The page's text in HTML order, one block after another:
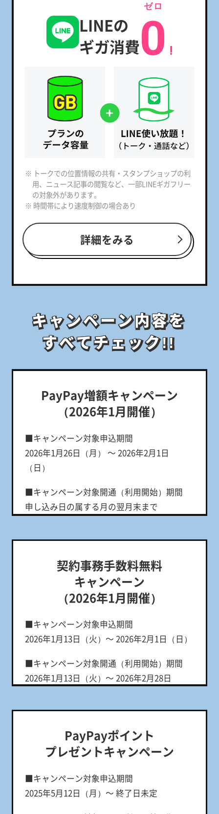
LINEの
ギガ消費0
ゼロ
!
※ トークでの位置情報の共有・スタンプショップの利
用、ニュース記事の閲覧など、一部LINEギガフリー
の対象外があります。
※ 時間帯により速度制御の場合あり
詳細をみる
キャンペーン内容を
すべてチェック!!
キャンペーン内容を
すべてチェック!!
PayPay増額キャンペーン
（2026年1月開催）
■キャンペーン対象申込期間
2026年1月26日（月） ～ 2026年2月1日
（日）
■キャンペーン対象開通（利用開始）期間
申し込み日の属する月の翌月末まで
・新しい番号または他社からの乗り換えで契
約：PayPayポイント4,000円相当
公式ストアでも利用可。
※「LINEMOベストプラン紹介キャンペーン」 につい
ては、被紹介者のみに対して本特典を提供します。
■特典付与条件
次の条件を満たした場合に、適用対象となり
【申込みに関する適用条件】
PayPayポイントが特典の対象となるキャン
ペーンの適用条件を満たすこと
・PayPayポイントプレゼントキャンペーン
・LINEMOベストプラン紹介キャンペーン
・2回線まとめて申し込みでPayPayポイント
契約事務手数料無料
キャンペーン
（2026年1月開催）
■キャンペーン対象申込期間
2026年1月13日（火）～ 2026年2月1日（日）
■キャンペーン対象開通（利用開始）期間
2026年1月13日（火）～ 2026年2月28日
新しい番号または他社からの乗り換えで契
約：契約事務手数料3,850円割引
①～③の条件をすべて満たした方が対象で
す。
PayPayポイント
プレゼントキャンペーン
■キャンペーン対象申込期間
2025年5月12日（月）～ 終了日未定